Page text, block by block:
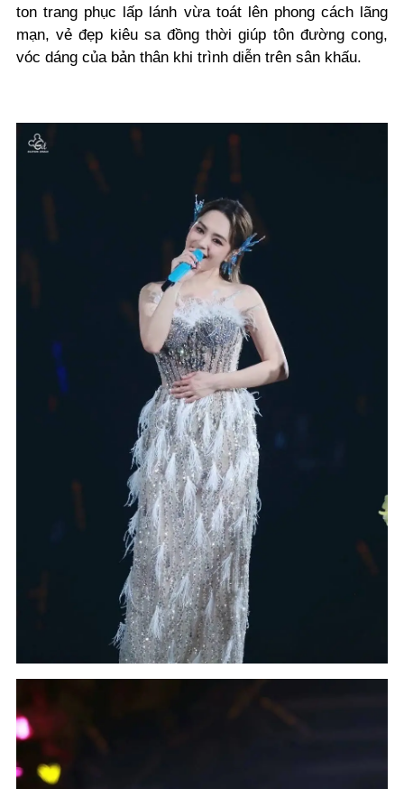
ton trang phục lấp lánh vừa toát lên phong cách lãng
mạn, vẻ đẹp kiêu sa đồng thời giúp tôn đường cong,
vóc dáng của bản thân khi trình diễn trên sân khấu.